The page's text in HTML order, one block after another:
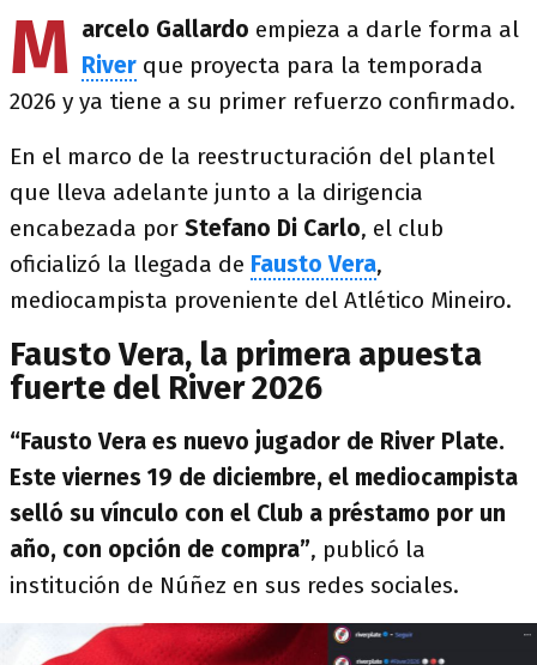
M arcelo Gallardo empieza a darle forma al
River que proyecta para la temporada
2026 y ya tiene a su primer refuerzo confirmado.
En el marco de la reestructuración del plantel
que lleva adelante junto a la dirigencia
encabezada por Stefano Di Carlo, el club
oficializó la llegada de Fausto Vera,
mediocampista proveniente del Atlético Mineiro.
Fausto Vera, la primera apuesta
fuerte del River 2026
“Fausto Vera es nuevo jugador de River Plate.
Este viernes 19 de diciembre, el mediocampista
selló su vínculo con el Club a préstamo por un
año, con opción de compra”, publicó la
institución de Núñez en sus redes sociales.